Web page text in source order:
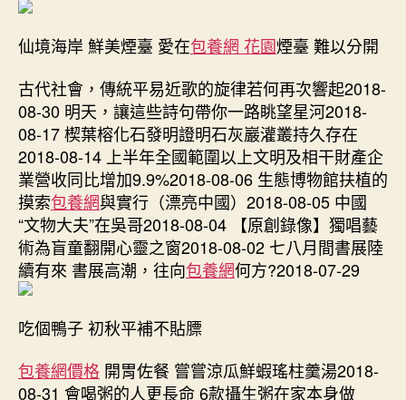
仙境海岸 鮮美煙臺 愛在包養網 花園煙臺 難以分開
古代社會，傳統平易近歌的旋律若何再次響起2018-
08-30 明天，讓這些詩句帶你一路眺望星河2018-
08-17 楔葉榕化石發明證明石灰巖灌叢持久存在
2018-08-14 上半年全國範圍以上文明及相干財產企
業營收同比增加9.9%2018-08-06 生態博物館扶植的
摸索包養網與實行（漂亮中國）2018-08-05 中國
“文物大夫”在吳哥2018-08-04 【原創錄像】獨唱藝
術為盲童翻開心靈之窗2018-08-02 七八月間書展陸
續有來 書展高潮，往向包養網何方?2018-07-29
吃個鴨子 初秋平補不貼膘
包養網價格 開胃佐餐 嘗嘗涼瓜鮮蝦瑤柱羹湯2018-
08-31 會喝粥的人更長命 6款攝生粥在家本身做